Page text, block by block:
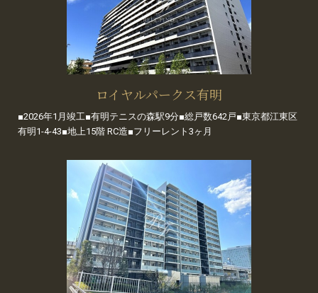
ロイヤルパークス有明
■2026年1月竣工■有明テニスの森駅9分■総戸数642戸■東京都江東区
有明1-4-43■地上15階 RC造■フリーレント3ヶ月